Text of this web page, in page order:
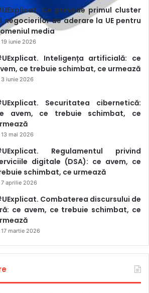
la dosar și instanța va emite o
înceta procesul.
Ce prevede primul cluster
negocierilor de aderare la UE pentru
media
19 iunie 2026
Inteligența artificială: ce
ce trebuie schimbat, ce urmează
3 iunie 2026
Securitatea cibernetică:
avem, ce trebuie schimbat, ce
13 mai 2026
Regulamentul privind
digitale (DSA): ce avem, ce
schimbat, ce urmează
7 aprilie 2026
Combaterea discursului de
ce avem, ce trebuie schimbat, ce
17 martie 2026